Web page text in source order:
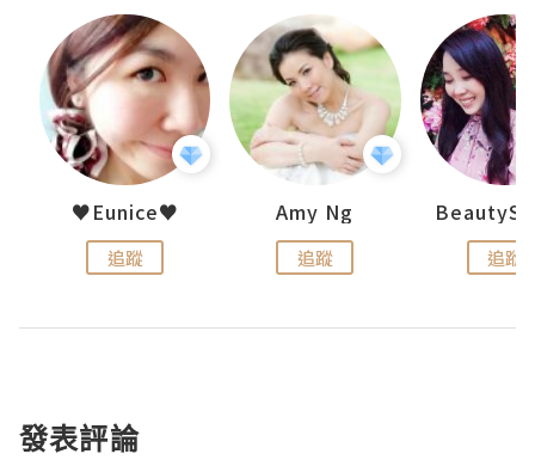
♥Eunice♥
追蹤
Amy Ng
追蹤 追蹤
發表評論